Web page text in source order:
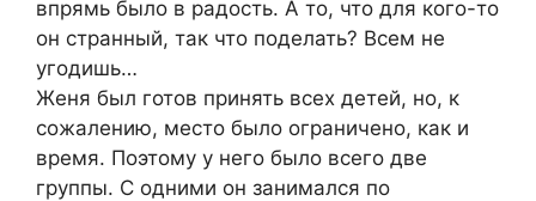
впрямь было в радость. А то, что для кого-то
он странный, так что поделать? Всем не
угодишь…
Женя был готов принять всех детей, но, к
сожалению, место было ограничено, как и
время. Поэтому у него было всего две
группы. С одними он занимался по